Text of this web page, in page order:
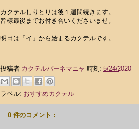
カクテルしりとりは後１週間続きます。
皆様最後までお付き合いくださいませ。
明日は「イ」から始まるカクテルです。
投稿者 カクテルバーネマニャ 時刻: 5/24/2020
ラベル: おすすめカクテル
0 件のコメント :